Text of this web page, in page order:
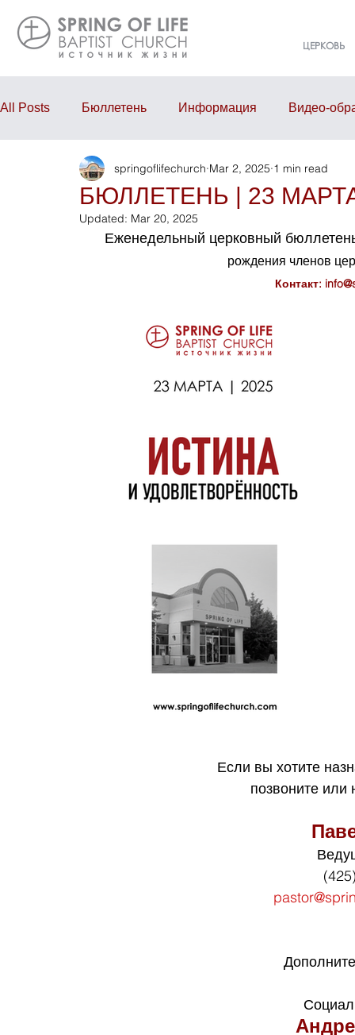
ЦЕРКОВЬ
All Posts Бюллетень Информация Видео-
Проповедь Годовой отчёт События
БЮЛЛЕТЕНЬ | 23
springoflifechurch Mar 2, 2025 1 min read
Updated: Mar 20, 2025
Еженедельный церковный
рождения членов
Контакт:
Если вы хотите
позвоните